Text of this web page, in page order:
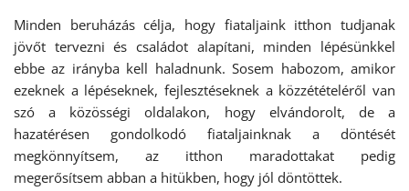
Minden beruházás célja, hogy fiataljaink itthon tudjanak
jövőt tervezni és családot alapítani, minden lépésünkkel
ebbe az irányba kell haladnunk. Sosem habozom, amikor
ezeknek a lépéseknek, fejlesztéseknek a közzétételéről van
szó a közösségi oldalakon, hogy elvándorolt, de a
hazatérésen gondolkodó fiataljainknak a döntését
megkönnyítsem, az itthon maradottakat pedig
megerősítsem abban a hitükben, hogy jól döntöttek.